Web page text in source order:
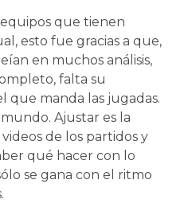
que tienen
esto fue gracias a que,
en muchos análisis,
falta su
que manda las jugadas.
Ajustar es la
de los partidos y
qué hacer con lo
se gana con el ritmo